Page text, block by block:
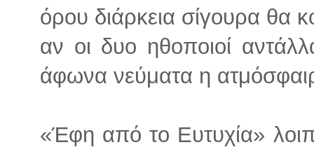
όρου διάρκεια σίγουρα θα
αν οι δυο ηθοποιοί
άφωνα νεύματα η
«Έφη από το Ευτυχία»